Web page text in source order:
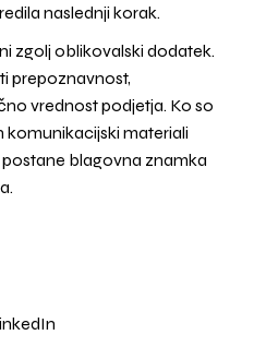
naslednji korak.
zgolj oblikovalski dodatek.
prepoznavnost,
vrednost podjetja. Ko so
komunikacijski materiali
blagovna znamka